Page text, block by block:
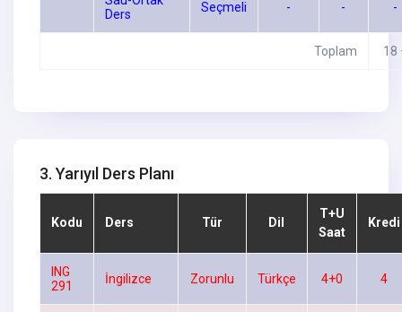
Ders
Seçmeli - - -
Toplam 18
3. Yarıyıl Ders Planı
Kodu Ders Tür Dil
T+U
Saat
Kredi
ING
291
İngilizce Zorunlu Türkçe 4+0 4